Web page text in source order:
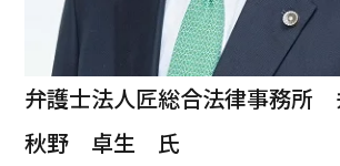
弁護士法人匠総合法律事務所
秋野 卓生 氏